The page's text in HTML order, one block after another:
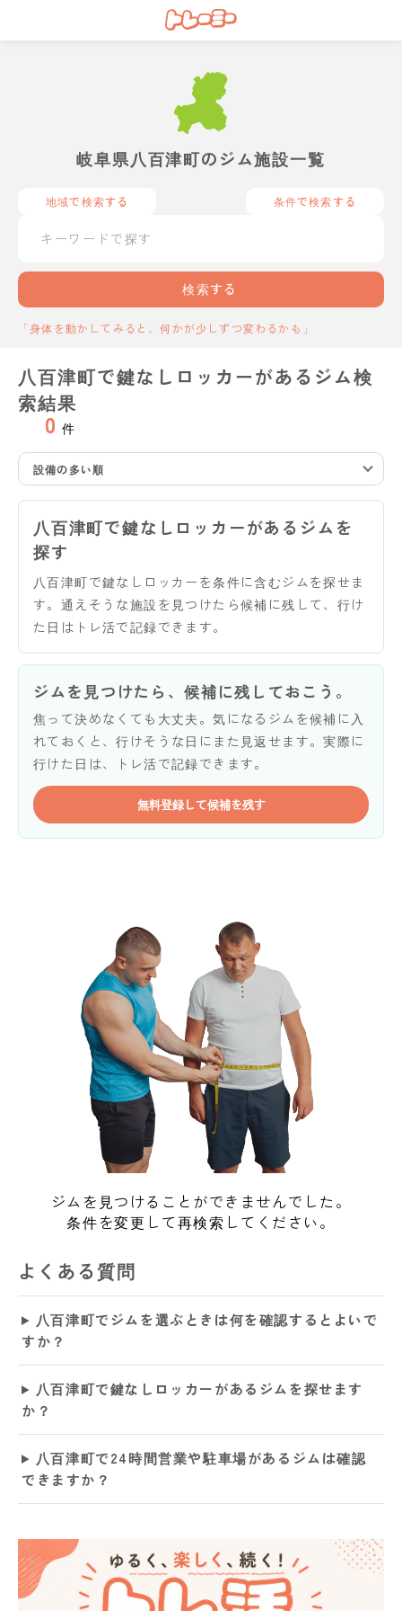
岐阜県八百津町のジム施設一覧
地域で検索する 条件で検索する
検索する
「身体を動かしてみると、何かが少しずつ変わるかも」
八百津町で鍵なしロッカーがあるジム検
索結果
0 件
設備の多い順
八百津町で鍵なしロッカーがあるジムを
探す
八百津町で鍵なしロッカーを条件に含むジムを探せま
す。通えそうな施設を見つけたら候補に残して、行け
た日はトレ活で記録できます。
ジムを見つけたら、候補に残しておこう。
焦って決めなくても大丈夫。気になるジムを候補に入
れておくと、行けそうな日にまた見返せます。実際に
行けた日は、トレ活で記録できます。
無料登録して候補を残す
ジムを見つけることができませんでした。
条件を変更して再検索してください。
よくある質問
八百津町でジムを選ぶときは何を確認するとよいで
すか？
八百津町で鍵なしロッカーがあるジムを探せます
か？
八百津町で24時間営業や駐車場があるジムは確認
できますか？